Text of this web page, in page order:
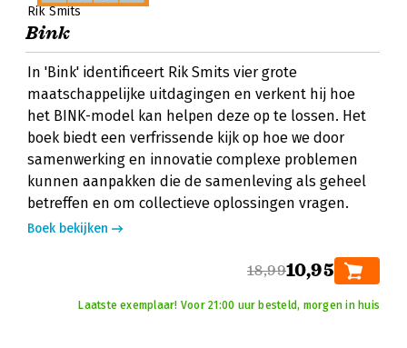
Rik Smits
Bink
In 'Bink' identificeert Rik Smits vier grote
maatschappelijke uitdagingen en verkent hij hoe
het BINK-model kan helpen deze op te lossen. Het
boek biedt een verfrissende kijk op hoe we door
samenwerking en innovatie complexe problemen
kunnen aanpakken die de samenleving als geheel
betreffen en om collectieve oplossingen vragen.
Boek bekijken
18,9910,95
Laatste exemplaar! Voor 21:00 uur besteld, morgen in huis